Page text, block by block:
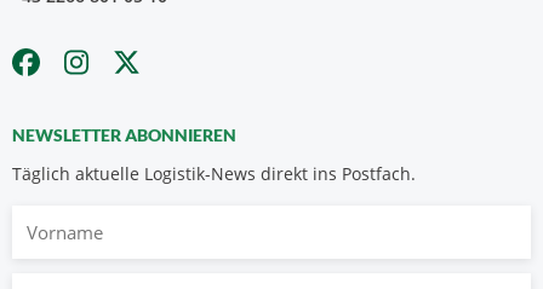
NEWSLETTER ABONNIEREN
Täglich aktuelle Logistik-News direkt ins Postfach.
Vorname